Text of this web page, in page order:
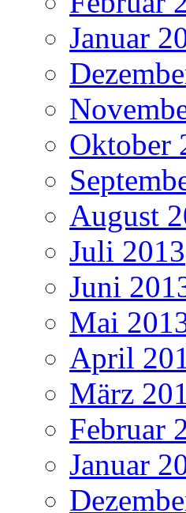
Januar
Oktober
August
Juli 2013
Juni
Mai
April
März
Februar
Januar